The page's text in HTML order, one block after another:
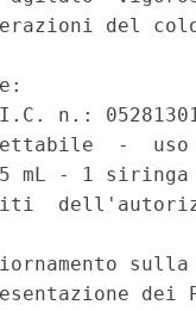
del
n.:
-
mL - 1
dei